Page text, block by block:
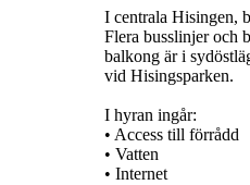
I centrala Hisingen,
Flera busslinjer och
balkong är i
vid Hisingsparken.
I hyran ingår:
• Access till förrådd
• Vatten
• Internet